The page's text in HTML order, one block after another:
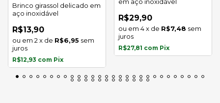
Brinco girassol delicado em
aço inoxidável
R$13,90
2 x de R$6,95 sem
juros
R$12,93 com Pix
R$29,90
4x de R$7,48 sem
juros
R$27,81 com Pix